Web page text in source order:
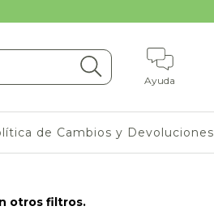
Ayuda
de Cambios y Devoluciones
otros filtros.